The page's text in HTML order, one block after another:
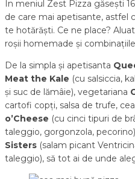
În meniul Zest Pizza găsești
de care mai apetisante, astfel
te hotărăști. Ce ne place?
roșii homemade și
De la simpla și apetisanta
Meat the Kale (cu salsiccia,
și suc de lămâie), vegetariana
cartofi copți, salsa de trufe,
o’Cheese (cu cinci tipuri de
taleggio, gorgonzola,
Sisters (salam picant
taleggio), să tot ai de unde